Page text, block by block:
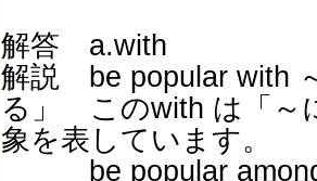
解答 a.with
解説 be popular with
る」 このwith は「～
象を表しています。
be popular